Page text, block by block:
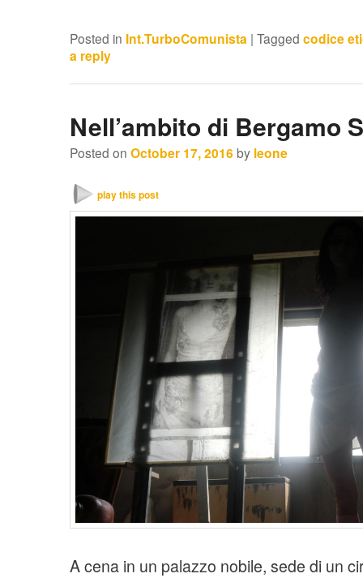
Posted in Int.TurboComunista | Tagged codice
a reply
Nell’ambito di Bergamo
Posted on October 17, 2016 by leone
play this post
A cena in un palazzo nobile, sede di un